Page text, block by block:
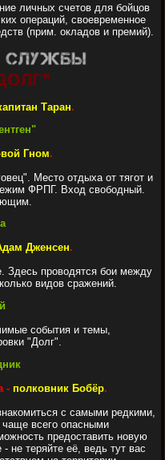
личных счетов для бойцов
операций, своевременное
(прим. окладов и премий).
Таран.
Гном.
Место отдыха от тягот и
ФРПГ. Вход свободный.
Дженсен.
Здесь проводятся бои между
видов сражений.
события и темы,
"Долг".
- полковник Бобёр.
с самыми редкими,
всего опасными
предоставить новую
не теряйте её, ведь тут вас